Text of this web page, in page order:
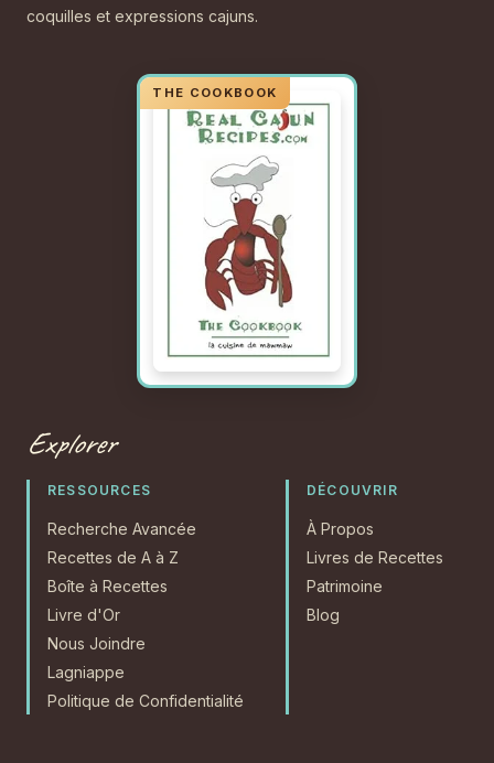
coquilles et expressions cajuns.
Explorer
RESSOURCES
Recherche Avancée
Recettes de A à Z
Boîte à Recettes
Livre d'Or
Nous Joindre
Lagniappe
Politique de Confidentialité
DÉCOUVRIR
À Propos
Livres de Recettes
Patrimoine
Blog